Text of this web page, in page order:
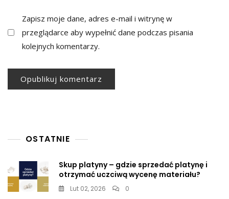
Zapisz moje dane, adres e-mail i witrynę w
przeglądarce aby wypełnić dane podczas pisania
kolejnych komentarzy.
OSTATNIE
Skup platyny – gdzie sprzedać platynę i
otrzymać uczciwą wycenę materiału?
Lut 02, 2026 0